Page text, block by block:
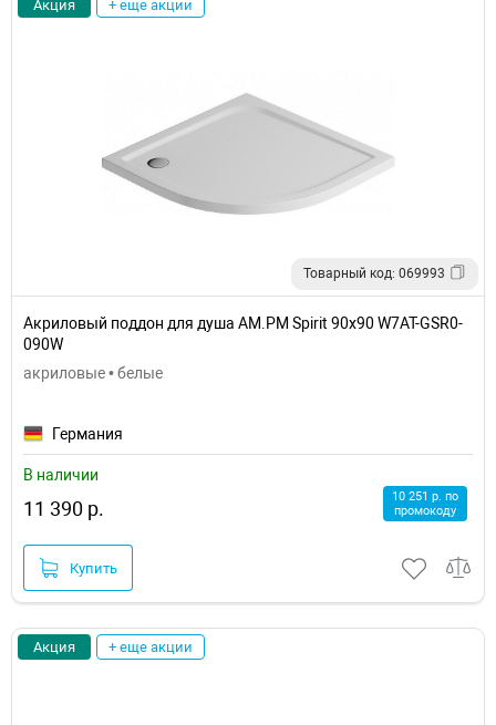
Акция + еще акции
Товарный код: 069993
Акриловый поддон для душа AM.PM Spirit 90x90 W7AT-GSR0-
090W
акриловые • белые
Германия
В наличии
11 390 р.
10 251 р. по
промокоду
Купить
Акция + еще акции